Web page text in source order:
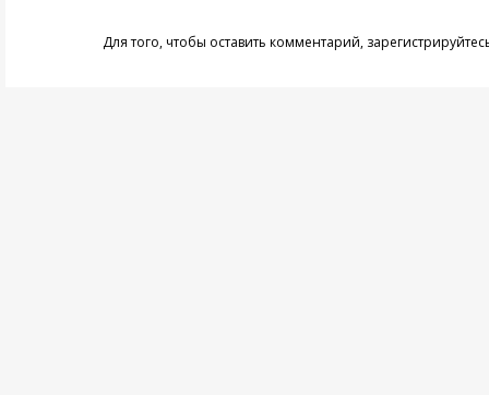
Для того, чтобы оставить комментарий,